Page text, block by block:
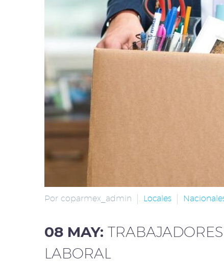
Por coparmex_admin Locales
08 MAY:
LABORAL